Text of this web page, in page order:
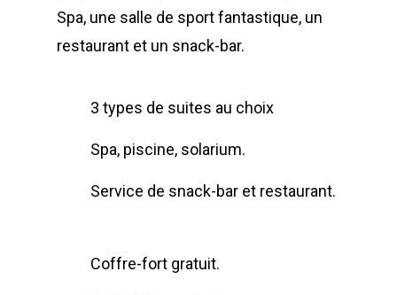
Spa, une salle de sport fantastique, un
restaurant et un snack-bar.
3 types de suites au choix
Spa, piscine, solarium.
Service de snack-bar et restaurant.
Coffre-fort gratuit.